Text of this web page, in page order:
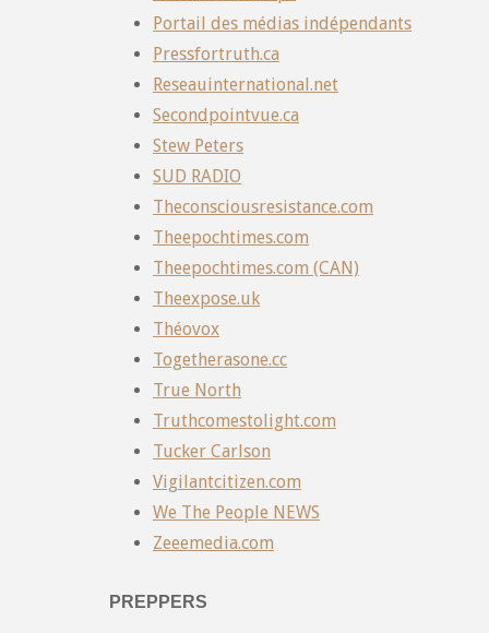
Portail des médias indépendants
Pressfortruth.ca
Reseauinternational.net
Secondpointvue.ca
Stew Peters
SUD RADIO
Theconsciousresistance.com
Theepochtimes.com
Theepochtimes.com (CAN)
Theexpose.uk
Théovox
Togetherasone.cc
True North
Truthcomestolight.com
Tucker Carlson
Vigilantcitizen.com
We The People NEWS
Zeeemedia.com
PREPPERS